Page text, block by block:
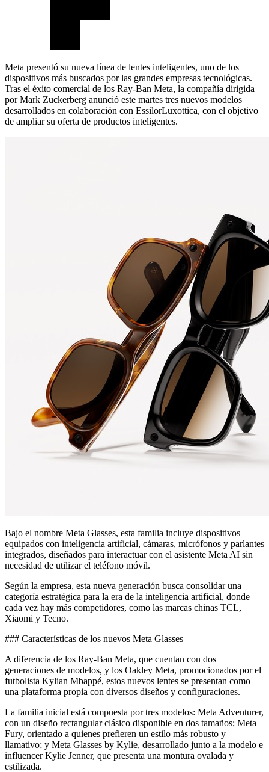
Meta presentó su nueva línea de lentes inteligentes, uno de los
dispositivos más buscados por las grandes empresas tecnológicas.
Tras el éxito comercial de los Ray-Ban Meta, la compañía dirigida
por Mark Zuckerberg anunció este martes tres nuevos modelos
desarrollados en colaboración con EssilorLuxottica, con el objetivo
de ampliar su oferta de productos inteligentes.
Bajo el nombre Meta Glasses, esta familia incluye dispositivos
equipados con inteligencia artificial, cámaras, micrófonos y parlantes
integrados, diseñados para interactuar con el asistente Meta AI sin
necesidad de utilizar el teléfono móvil.
Según la empresa, esta nueva generación busca consolidar una
categoría estratégica para la era de la inteligencia artificial, donde
cada vez hay más competidores, como las marcas chinas TCL,
Xiaomi y Tecno.
### Características de los nuevos Meta Glasses
A diferencia de los Ray-Ban Meta, que cuentan con dos
generaciones de modelos, y los Oakley Meta, promocionados por el
futbolista Kylian Mbappé, estos nuevos lentes se presentan como
una plataforma propia con diversos diseños y configuraciones.
La familia inicial está compuesta por tres modelos: Meta Adventurer,
con un diseño rectangular clásico disponible en dos tamaños; Meta
Fury, orientado a quienes prefieren un estilo más robusto y
llamativo; y Meta Glasses by Kylie, desarrollado junto a la modelo e
influencer Kylie Jenner, que presenta una montura ovalada y
estilizada.